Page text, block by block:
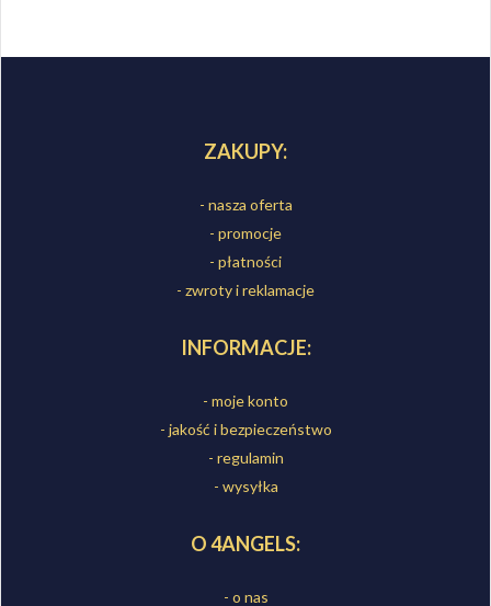
ZAKUPY:
- nasza oferta
- promocje
- płatności
- zwroty i reklamacje
INFORMACJE:
- moje konto
- jakość i bezpieczeństwo
- regulamin
- wysyłka
O 4ANGELS:
- o nas